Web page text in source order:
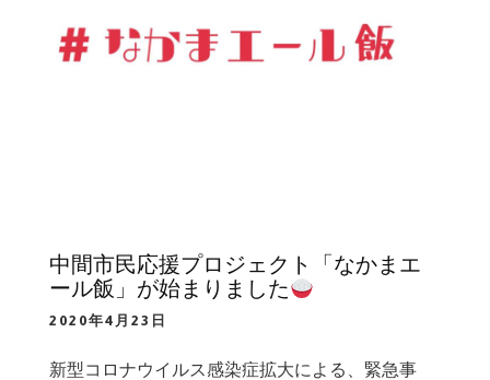
中間市民応援プロジェクト「なかまエ
ール飯」が始まりました
2020年4月23日
新型コロナウイルス感染症拡大による、緊急事